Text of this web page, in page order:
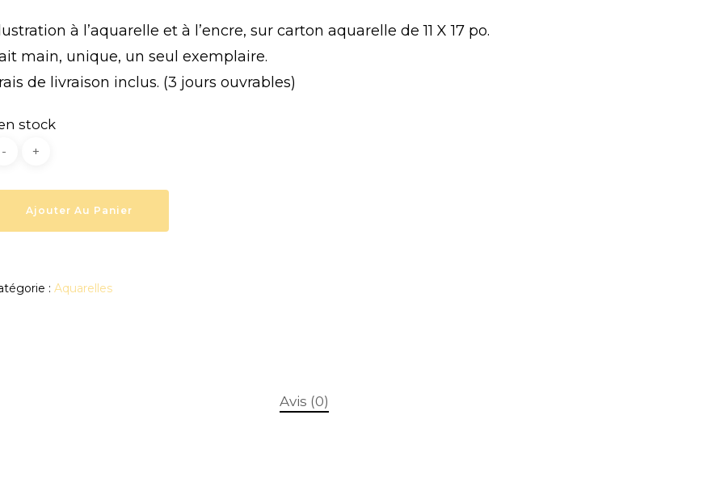
à l’aquarelle et à l’encre, sur carton aquarelle de 11 X 17 po.
main, unique, un seul exemplaire.
de livraison inclus. (3 jours ouvrables)
stock
Ajouter Au Panier
:Aquarelles
Avis (0)